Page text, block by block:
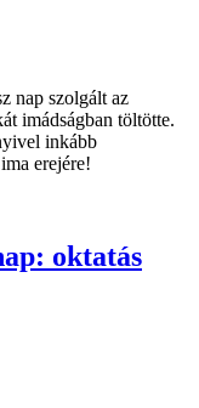
nap szolgált az
imádságban töltötte.
inkább
erejére!
oktatás